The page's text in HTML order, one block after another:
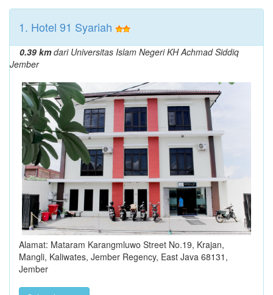
1. Hotel 91 Syariah
0.39 kmdari Universitas Islam Negeri KH Achmad Siddiq
Jember
Alamat: Mataram Karangmluwo Street No.19, Krajan,
Mangli, Kaliwates, Jember Regency, East Java 68131,
Jember